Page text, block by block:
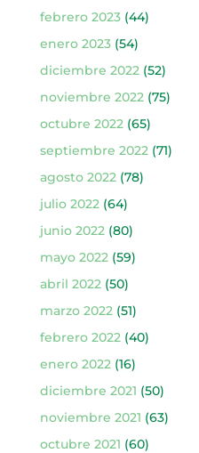
febrero 2023(44)
enero 2023(54)
diciembre 2022(52)
noviembre 2022(75)
octubre 2022(65)
septiembre 2022(71)
agosto 2022(78)
julio 2022(64)
junio 2022(80)
mayo 2022(59)
abril 2022(50)
marzo 2022(51)
febrero 2022(40)
enero 2022(16)
diciembre 2021 (50)
noviembre 2021 (63)
octubre 2021 (60)